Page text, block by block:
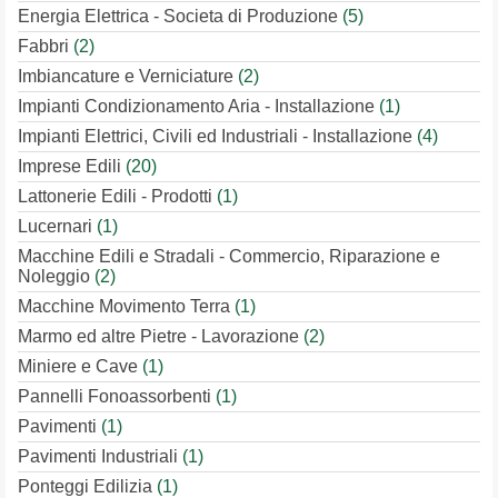
Energia Elettrica - Societa di Produzione (5)
Fabbri (2)
Imbiancature e Verniciature (2)
Impianti Condizionamento Aria - Installazione (1)
Impianti Elettrici, Civili ed Industriali - Installazione (4)
Imprese Edili (20)
Lattonerie Edili - Prodotti (1)
Lucernari (1)
Macchine Edili e Stradali - Commercio, Riparazione e
Noleggio (2)
Macchine Movimento Terra (1)
Marmo ed altre Pietre - Lavorazione (2)
Miniere e Cave (1)
Pannelli Fonoassorbenti (1)
Pavimenti (1)
Pavimenti Industriali (1)
Ponteggi Edilizia (1)